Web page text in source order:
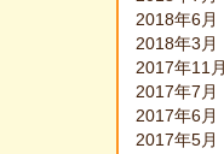
2018年6月
2018年3月
2017年11月
2017年7月
2017年6月
2017年5月